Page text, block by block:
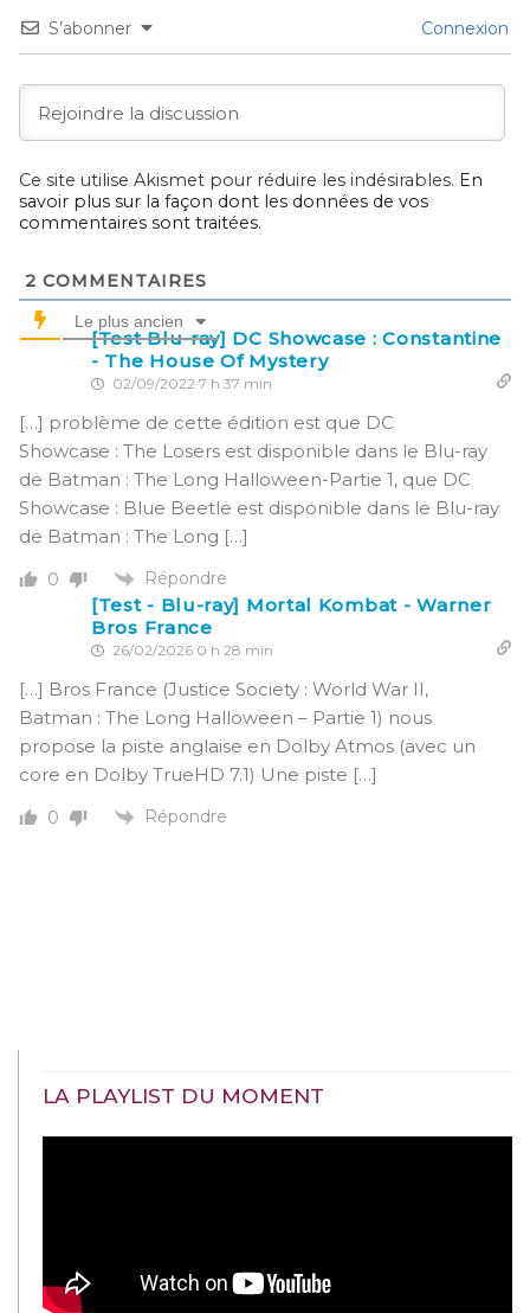
S’abonner Connexion
Ce site utilise Akismet pour réduire les indésirables. En
savoir plus sur la façon dont les données de vos
commentaires sont traitées.
2 COMMENTAIRES
Le plus ancien
[Test Blu-ray] DC Showcase : Constantine
- The House Of Mystery
02/09/2022 7 h 37 min
[…] problème de cette édition est que DC
Showcase : The Losers est disponible dans le Blu-ray
de Batman : The Long Halloween-Partie 1, que DC
Showcase : Blue Beetle est disponible dans le Blu-ray
de Batman : The Long […]
0 Répondre
[Test - Blu-ray] Mortal Kombat - Warner
Bros France
26/02/2026 0 h 28 min
[…] Bros France (Justice Society : World War II,
Batman : The Long Halloween – Partie 1) nous
propose la piste anglaise en Dolby Atmos (avec un
core en Dolby TrueHD 7.1) Une piste […]
0 Répondre
LA PLAYLIST DU MOMENT